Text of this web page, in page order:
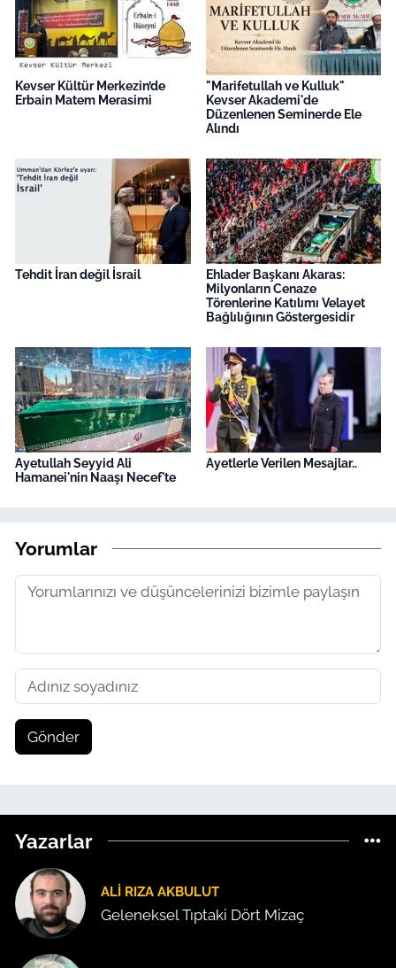
Kevser Kültür Merkezin’de
Erbain Matem Merasimi
"Marifetullah ve Kulluk"
Kevser Akademi'de
Düzenlenen Seminerde Ele
Alındı
Tehdit İran değil İsrail
Ehlader Başkanı Akaras:
Milyonların Cenaze
Törenlerine Katılımı Velayet
Bağlılığının Göstergesidir
Ayetullah Seyyid Ali
Hamanei'nin Naaşı Necef'te
Ayetlerle Verilen Mesajlar..
Yorumlar
Gönder
Yazarlar
ALI RIZA AKBULUT
Geleneksel Tıptaki Dört Mizaç